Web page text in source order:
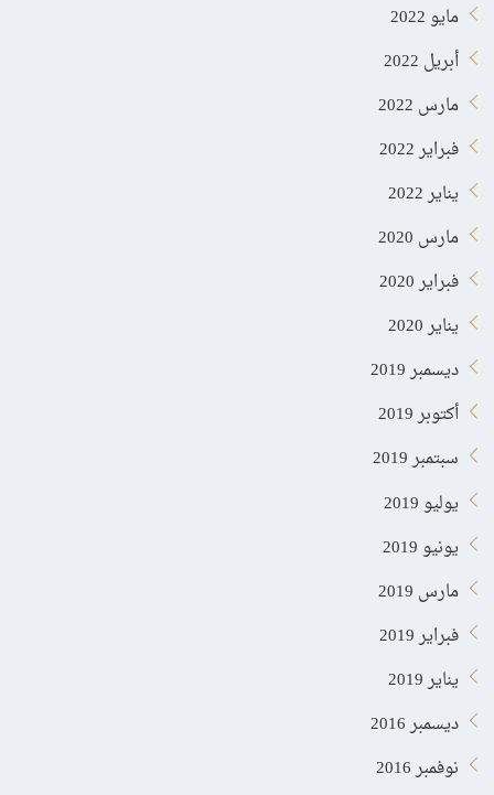
مايو 2022
أبريل 2022
مارس 2022
فبراير 2022
يناير 2022
مارس 2020
فبراير 2020
يناير 2020
ديسمبر 2019
أكتوبر 2019
سبتمبر 2019
يوليو 2019
يونيو 2019
مارس 2019
فبراير 2019
يناير 2019
ديسمبر 2016
نوفمبر 2016